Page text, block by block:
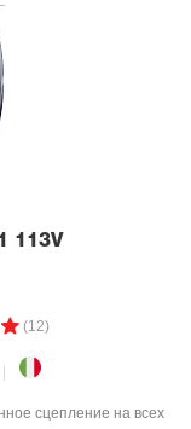
113V
(12)
сцепление на всех